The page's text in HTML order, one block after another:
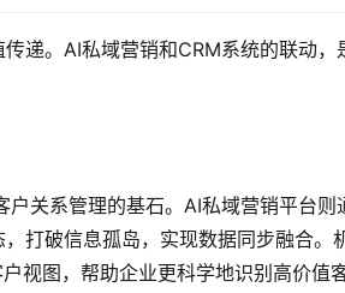
递。AI私域营销和CRM系统的联动，
关系管理的基石。AI私域营销平台则
打破信息孤岛，实现数据同步融合。
视图，帮助企业更科学地识别高价值